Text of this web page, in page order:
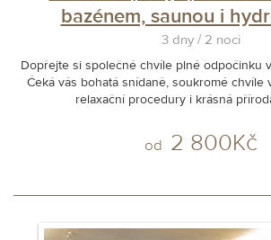
bazénem, saunou i
3 dny / 2 noci
Dopřejte si společné chvíle plné odpočinku
Čeká vás bohatá snídaně, soukromé chvíle
relaxační procedury i krásná
od 2 800Kč